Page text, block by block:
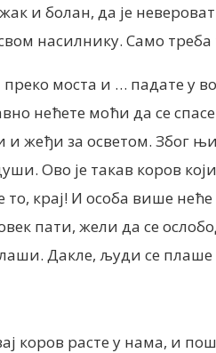
и болан, да је
насилнику. Само треба
моста и … падате у
нећете моћи да се
жеђи за осветом. Због
Ово је такав коров
то, крај! И особа више
пати, жели да се
Дакле, људи се
коров расте у нама, и